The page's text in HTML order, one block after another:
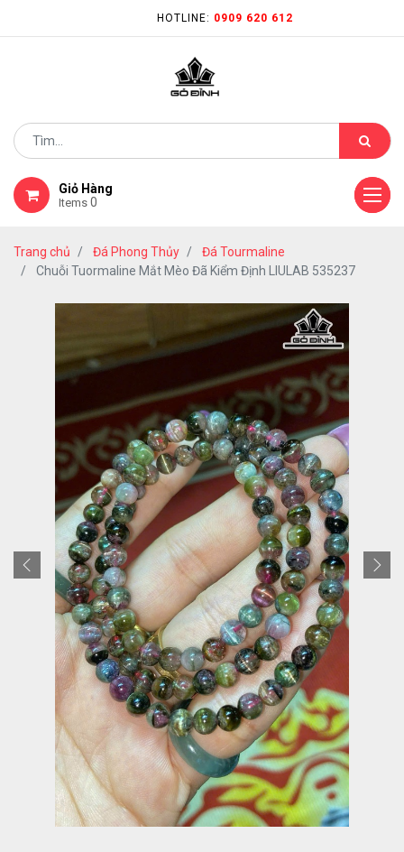
HOTLINE: 0909 620 612
Giỏ Hàng
Items 0
Trang chủ Đá Phong Thủy
Đá Tourmaline
Chuỗi Tuormaline Mắt Mèo Đã Kiểm Định LIULAB 535237